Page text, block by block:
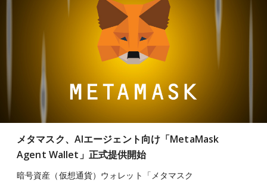
メタマスク、AIエージェント向け「MetaMask
Agent Wallet」正式提供開始
暗号資産（仮想通貨）ウォレット「メタマスク